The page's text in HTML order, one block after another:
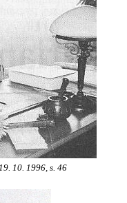
10. 1996, s. 46